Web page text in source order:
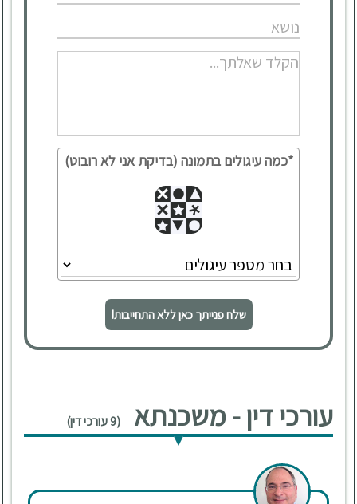
*כמה עיגולים בתמונה (בדיקת אני לא רובוט)
שלח פנייתך כאן ללא התחייבות!
עורכי דין - משכנתא (9 עורכי דין)